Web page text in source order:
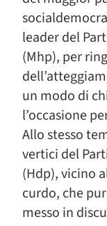
leader del
(Mhp), per
un modo di
l’occasione
Allo stesso
vertici del
(Hdp), vicino
curdo, che
messo in